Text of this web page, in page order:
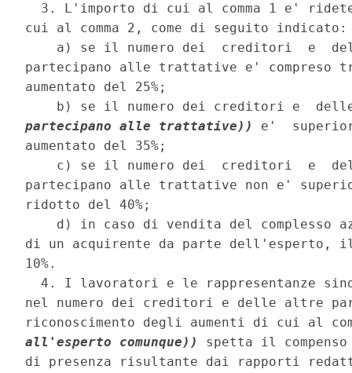
3. L'importo di cui al comma 1 e'
cui al comma 2, come di seguito
a) se il numero dei  creditori  e
partecipano alle trattative e' compreso
aumentato del 25%;
b) se il numero dei creditori e
partecipano alle trattative))
e'
aumentato del 35%;
c) se il numero dei  creditori  e
partecipano alle trattative non e'
ridotto del 40%;
d) in caso di vendita del complesso
di un acquirente da parte dell'esperto, il
10%.
4. I lavoratori e le rappresentanze
nel numero dei creditori e delle altre
riconoscimento degli aumenti di cui al
all'esperto comunque))
spetta il
di presenza risultante dai rapporti